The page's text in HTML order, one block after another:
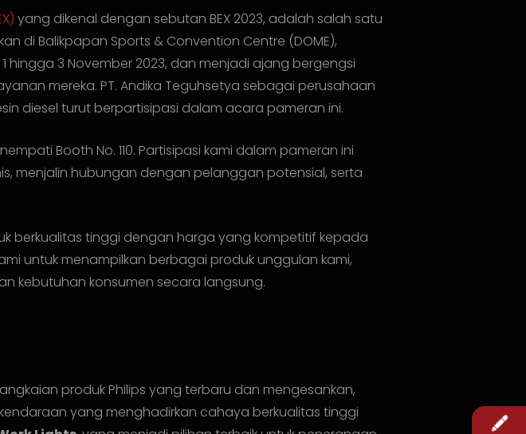
yang dikenal dengan sebutan BEX 2023, adalah salah satu
di Balikpapan Sports & Convention Centre (DOME),
hingga 3 November 2023, dan menjadi ajang bergengsi
mereka. PT. Andika Teguhsetya sebagai perusahaan
diesel turut berpartisipasi dalam acara pameran ini.
Booth No. 110. Partisipasi kami dalam pameran ini
menjalin hubungan dengan pelanggan potensial, serta
berkualitas tinggi dengan harga yang kompetitif kepada
untuk menampilkan berbagai produk unggulan kami,
kebutuhan konsumen secara langsung.
produk Philips yang terbaru dan mengesankan,
yang menghadirkan cahaya berkualitas tinggi